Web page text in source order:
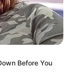
Before You